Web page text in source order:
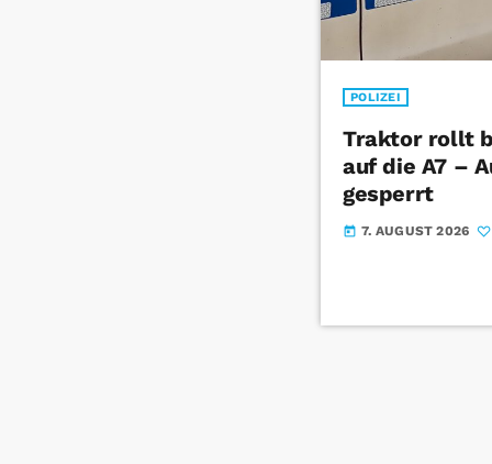
POLIZEI
Traktor rollt
auf die A7 –
gesperrt
today 7. AUGUST 2026